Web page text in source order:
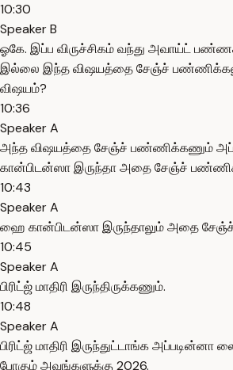
10:30
Speaker B
ஓகே. இப்ப விருச்சிகம் வந்து அவாய்ட்
இல்லை இந்த விஷயத்தை சேஞ்ச்
விஷயம்?
10:36
Speaker A
அந்த விஷயத்தை சேஞ்ச் பண்ணிக்கணும்
கான்பிடன்ஸா இருந்தா அதை சேஞ்ச்
10:43
Speaker A
ஹை கான்பிடன்ஸா இருந்தாலும் அதை
10:45
Speaker A
பிரிட்ஜ் மாதிரி இருந்திருக்கணும்.
10:48
Speaker A
பிரிட்ஜ் மாதிரி இருந்துட்டாங்க அப்படின்னா
போகும் அவங்களுக்கு 2026.